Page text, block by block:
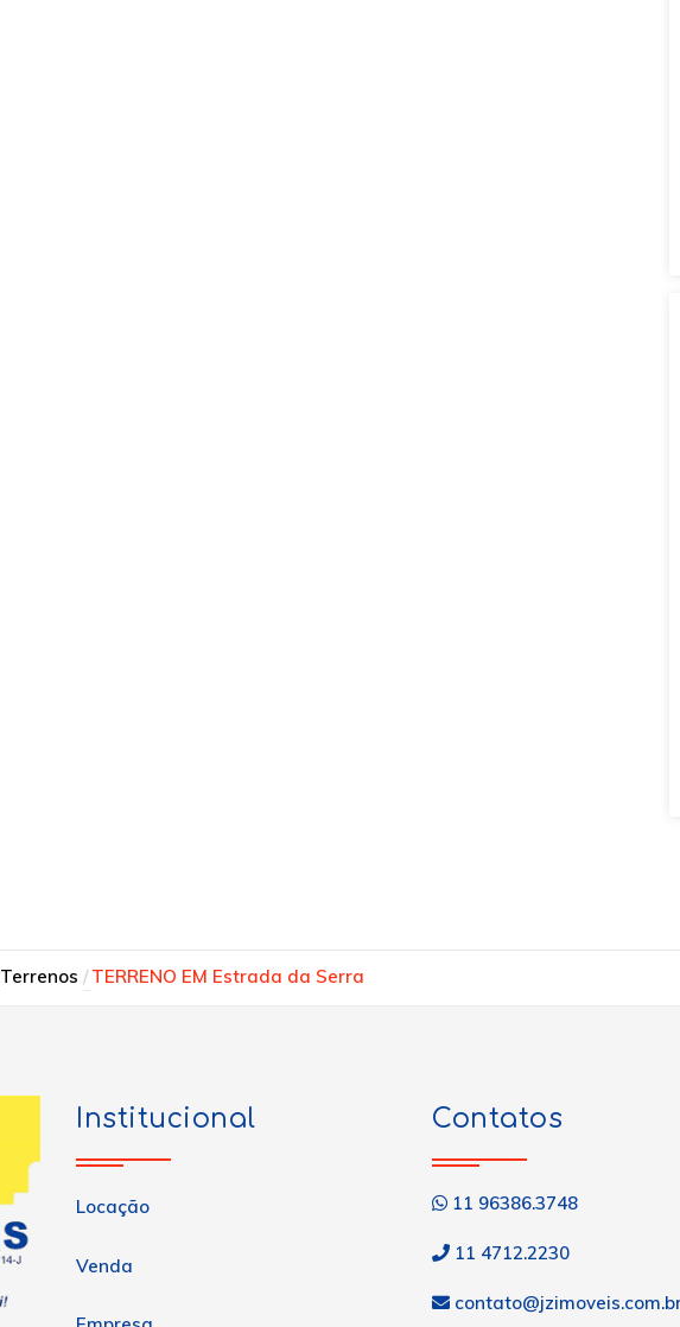
Terrenos TERRENO EM Estrada da Serra
Institucional
Locação
Venda
Contatos
11 96386.3748
11 4712.2230